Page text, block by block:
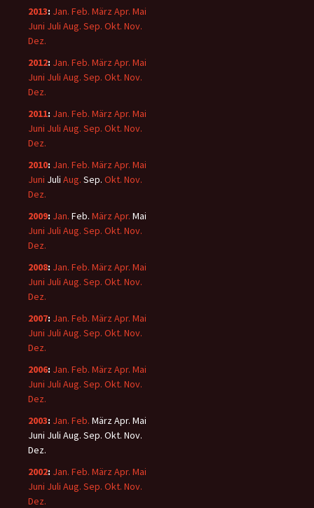
2013: Jan. Feb. März Apr. Mai
Juni Juli Aug. Sep. Okt. Nov.
Dez.
2012: Jan. Feb. März Apr. Mai
Juni Juli Aug. Sep. Okt. Nov.
Dez.
2011: Jan. Feb. März Apr. Mai
Juni Juli Aug. Sep. Okt. Nov.
Dez.
2010: Jan. Feb. März Apr. Mai
Juni Juli Aug. Sep. Okt. Nov.
Dez.
2009: Jan. Feb. März Apr. Mai
Juni Juli Aug. Sep. Okt. Nov.
Dez.
2008: Jan. Feb. März Apr. Mai
Juni Juli Aug. Sep. Okt. Nov.
Dez.
2007: Jan. Feb. März Apr. Mai
Juni Juli Aug. Sep. Okt. Nov.
Dez.
2006: Jan. Feb. März Apr. Mai
Juni Juli Aug. Sep. Okt. Nov.
Dez.
2003: Jan. Feb. MärzApr. Mai
Juni Juli Aug. Sep. Okt. Nov.
Dez.
2002: Jan. Feb. März Apr. Mai
Juni Juli Aug. Sep. Okt. Nov.
Dez.